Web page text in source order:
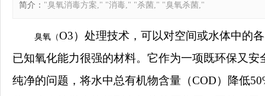
简介： "臭氧消毒方案," "消毒," "杀菌," "臭氧杀菌,"
臭氧（O3）处理技术，可以对空间或水体中的
已知氧化能力很强的材料。它作为一项既环保又
纯净的问题，将水中总有机物含量（COD）降低